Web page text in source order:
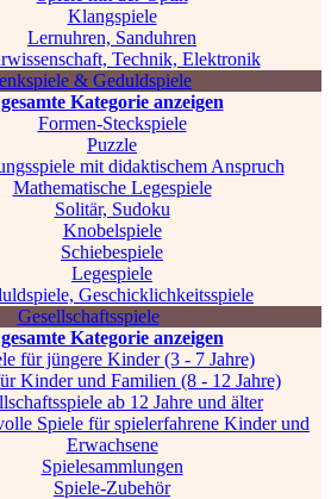
Klangspiele
Lernuhren, Sanduhren
Technik, Elektronik
& Geduldspiele
gesamte Kategorie anzeigen
Formen-Steckspiele
Puzzle
mit didaktischem Anspruch
Mathematische Legespiele
Solitär, Sudoku
Knobelspiele
Schiebespiele
Legespiele
Geschicklichkeitsspiele
Gesellschaftsspiele
gesamte Kategorie anzeigen
für jüngere Kinder (3 - 7 Jahre)
Kinder und Familien (8 - 12 Jahre)
ab 12 Jahre und älter
Spiele für spielerfahrene Kinder und
Erwachsene
Spielesammlungen
Spiele-Zubehör